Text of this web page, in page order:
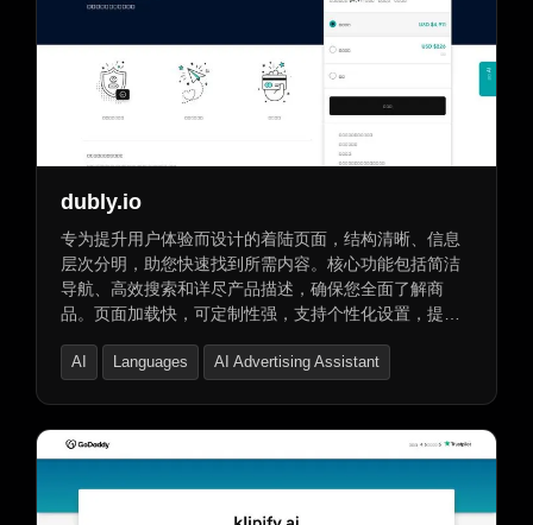
AI用户生成内容
AI视频搜索 视频转视频
AI个性化视频生成器 AI视频生成器
AI口型同步生成器
dubly.io
专为提升用户体验而设计的着陆页面，结构清晰、信息
层次分明，助您快速找到所需内容。核心功能包括简洁
导航、高效搜索和详尽产品描述，确保您全面了解商
品。页面加载快，可定制性强，支持个性化设置，提升
意的商品体验。同时提供域名购买、租用及交易保障服
AI Languages AI Advertising Assistant